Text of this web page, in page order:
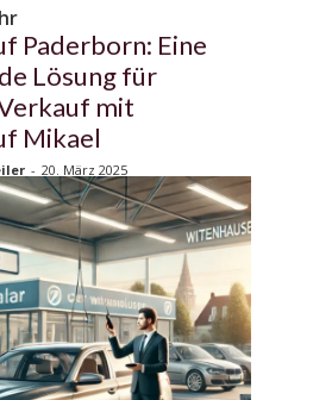
Paderborn: Eine
Lösung für
mit
Mikael
- 20. März 2025